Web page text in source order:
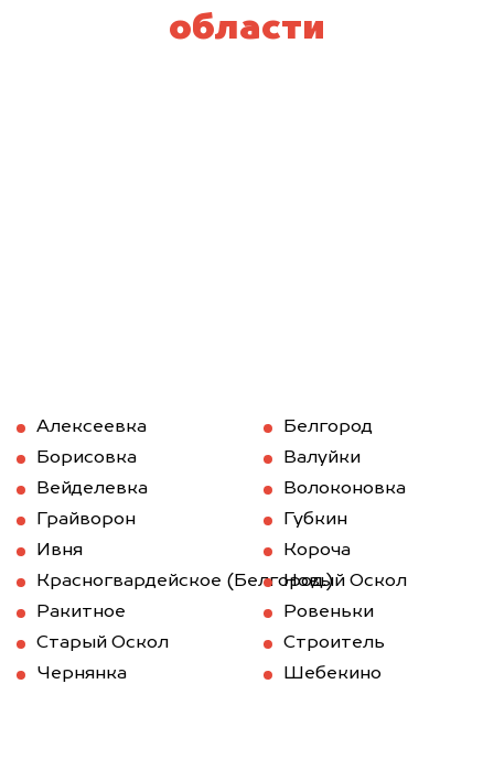
области
Алексеевка
Белгород
Борисовка
Валуйки
Вейделевка
Волоконовка
Грайворон
Губкин
Ивня
Короча
Красногвардейское (Белгород.)Новый Оскол
Ракитное
Ровеньки
Старый Оскол
Строитель
Чернянка
Шебекино